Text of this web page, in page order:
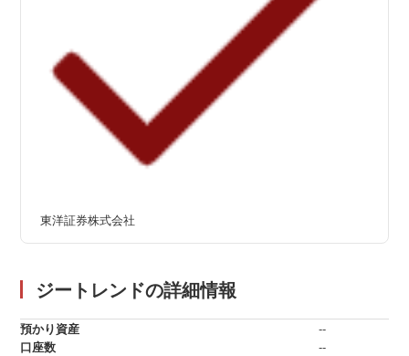
東洋証券株式会社
ジートレンドの詳細情報
預かり資産
--
口座数
--